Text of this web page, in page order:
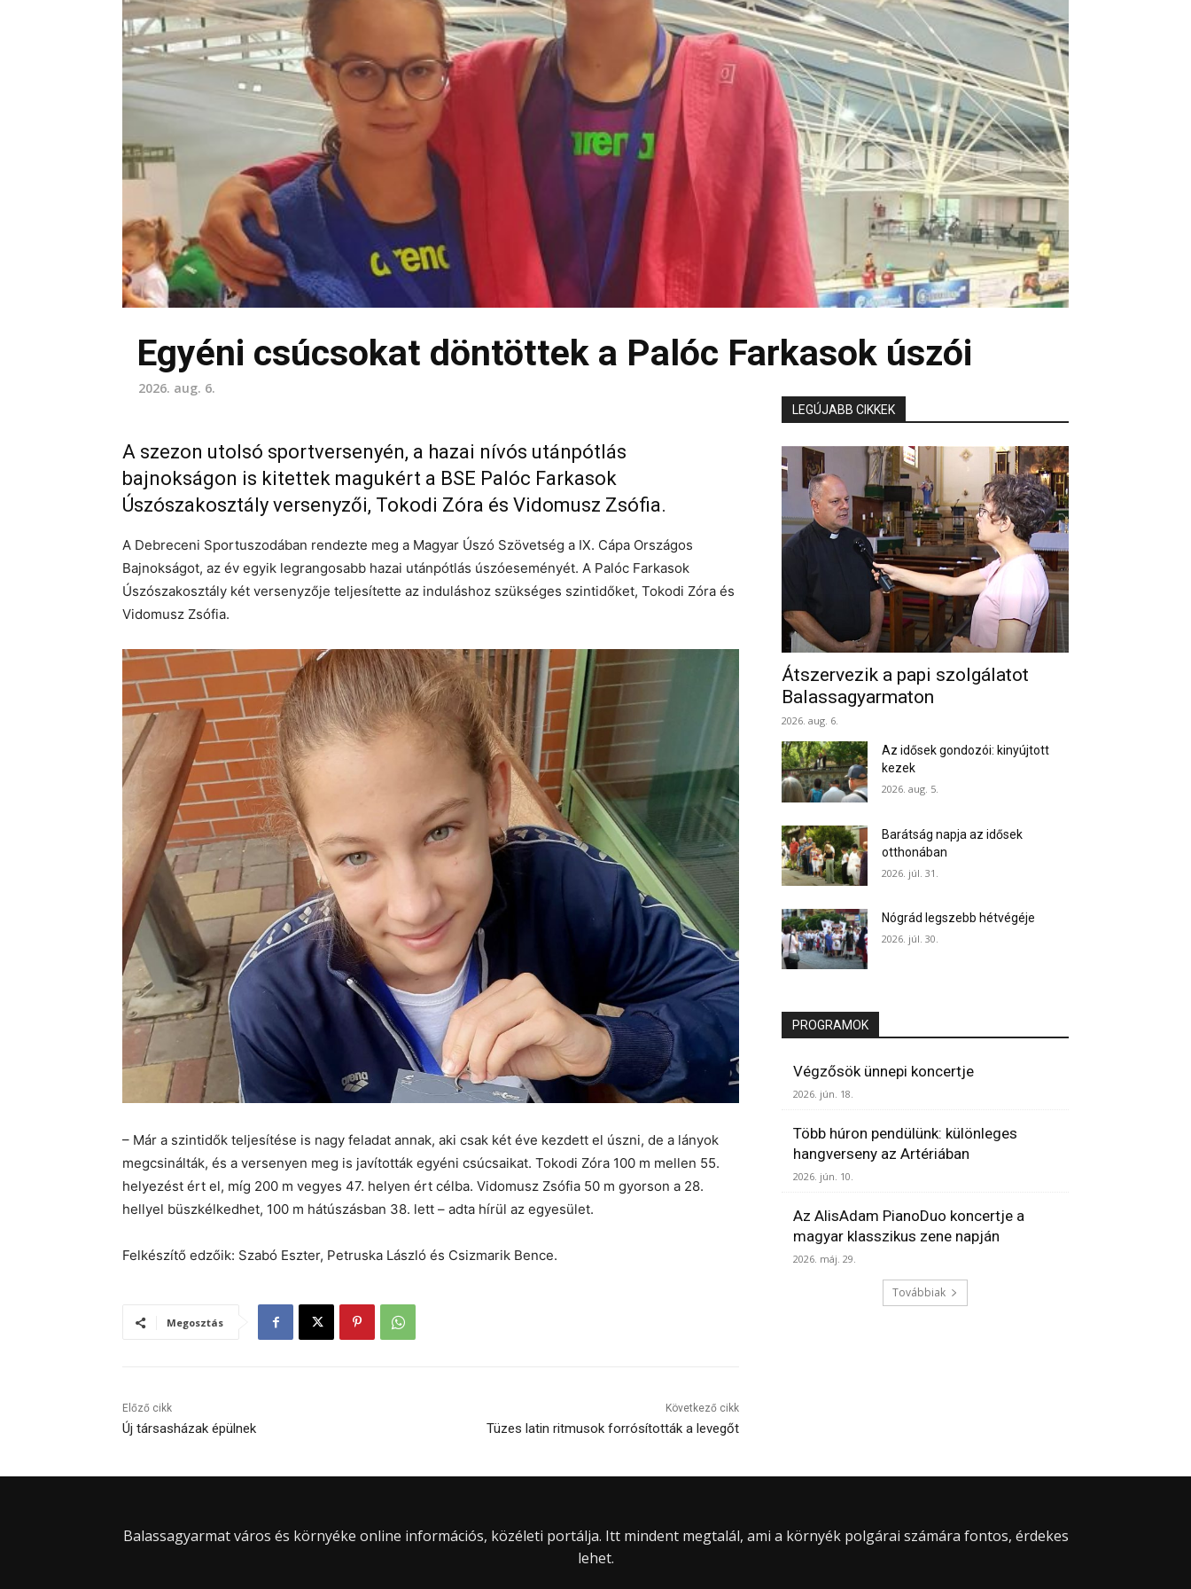
Egyéni csúcsokat döntöttek a Palóc Farkasok úszói
2026. aug. 6.
A szezon utolsó sportversenyén, a hazai nívós utánpótlás
bajnokságon is kitettek magukért a BSE Palóc Farkasok
Úszószakosztály versenyzői, Tokodi Zóra és Vidomusz Zsófia.
A Debreceni Sportuszodában rendezte meg a Magyar Úszó Szövetség a IX. Cápa Országos
Bajnokságot, az év egyik legrangosabb hazai utánpótlás úszóeseményét. A Palóc Farkasok
Úszószakosztály két versenyzője teljesítette az induláshoz szükséges szintidőket, Tokodi Zóra és
Vidomusz Zsófia.
– Már a szintidők teljesítése is nagy feladat annak, aki csak két éve kezdett el úszni, de a lányok
megcsinálták, és a versenyen meg is javították egyéni csúcsaikat. Tokodi Zóra 100 m mellen 55.
helyezést ért el, míg 200 m vegyes 47. helyen ért célba. Vidomusz Zsófia 50 m gyorson a 28.
hellyel büszkélkedhet, 100 m hátúszásban 38. lett – adta hírül az egyesület.
Felkészítő edzőik: Szabó Eszter, Petruska László és Csizmarik Bence.
Megosztás
Előző cikk
Új társasházak épülnek
Következő cikk
Tüzes latin ritmusok forrósították a levegőt
LEGÚJABB CIKKEK
Átszervezik a papi szolgálatot
Balassagyarmaton
2026. aug. 6.
Az idősek gondozói: kinyújtott
kezek
2026. aug. 5.
Barátság napja az idősek
otthonában
2026. júl. 31.
Nógrád legszebb hétvégéje
2026. júl. 30.
PROGRAMOK
Végzősök ünnepi koncertje
2026. jún. 18.
Több húron pendülünk: különleges
hangverseny az Artériában
2026. jún. 10.
Az AlisAdam PianoDuo koncertje a
magyar klasszikus zene napján
2026. máj. 29.
Továbbiak
Balassagyarmat város és környéke online információs, közéleti portálja. Itt mindent megtalál, ami a környék polgárai számára fontos, érdekes
lehet.